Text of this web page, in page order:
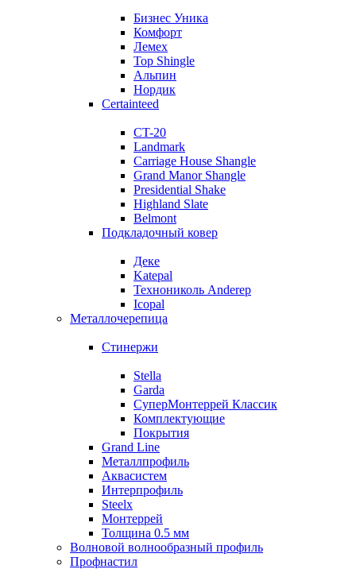
Бизнес Уника
Комфорт
Лемех
Top Shingle
Альпин
Нордик
Certainteed
CT-20
Landmark
Carriage House Shangle
Grand Manor Shangle
Presidential Shake
Highland Slate
Belmont
Подкладочный ковер
Деке
Katepal
Технониколь Anderep
Icopal
Металлочерепица
Стинержи
Stella
Garda
СуперМонтеррей Классик
Комплектующие
Покрытия
Grand Line
Металлпрофиль
Аквасистем
Интерпрофиль
Steelx
Монтеррей
Толщина 0.5 мм
Волновой волнообразный профиль
Профнастил